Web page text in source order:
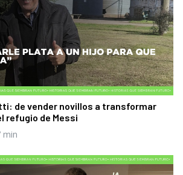
de vender novillos a transformar
refugio de Messi
min